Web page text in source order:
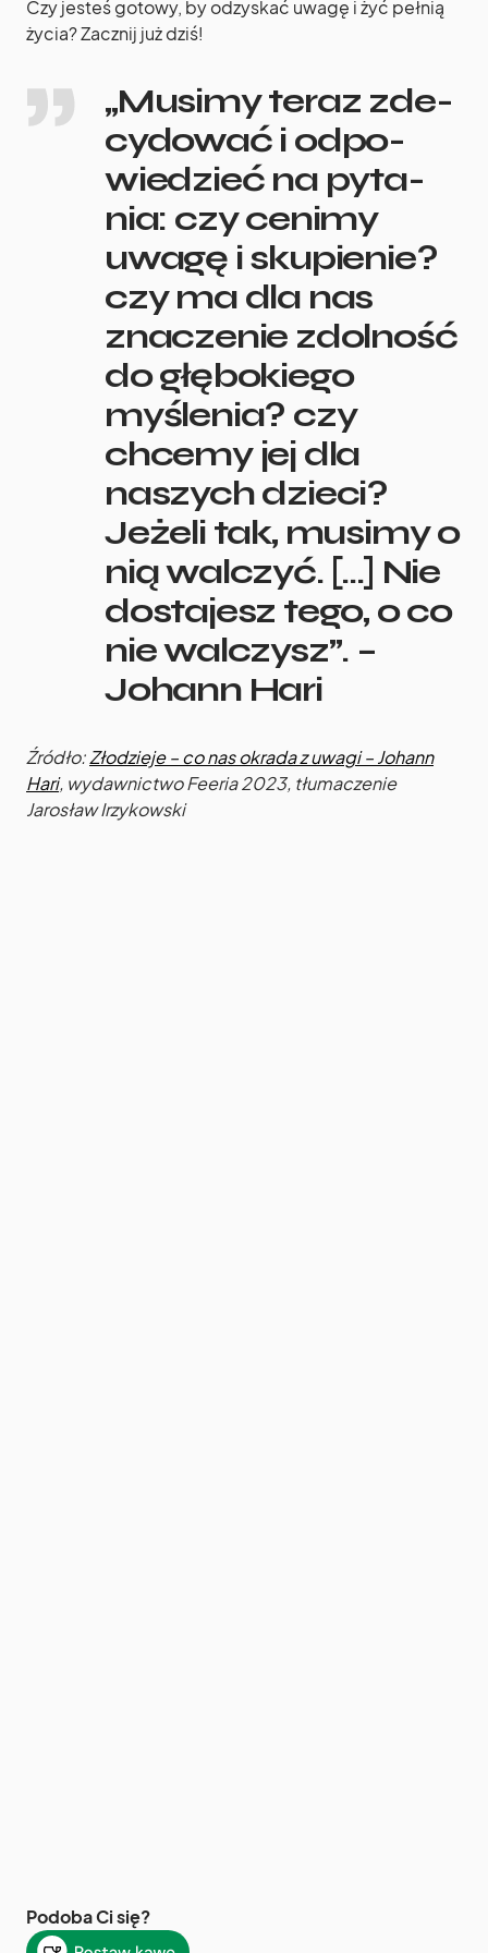
Czy jesteś gotowy, by odzyskać uwagę i żyć pełnią
życia? Zacznij już dziś!
„Musimy teraz zde­
cy­do­wać i odpo­
wie­dzieć na pyta­
nia: czy cenimy
uwagę i sku­pie­nie?
czy ma dla nas
zna­cze­nie zdol­ność
do głę­bo­kiego
myśle­nia? czy
chcemy jej dla
naszych dzieci?
Jeżeli tak, musimy o
nią wal­czyć. […] Nie
dosta­jesz tego, o co
nie wal­czysz”. –
Johann Hari
Źródło:Złodzieje – co nas okrada z uwagi – Johann
Hari, wydawnictwo Feeria 2023, tłumaczenie
Jarosław Irzykowski
Podoba Ci się?